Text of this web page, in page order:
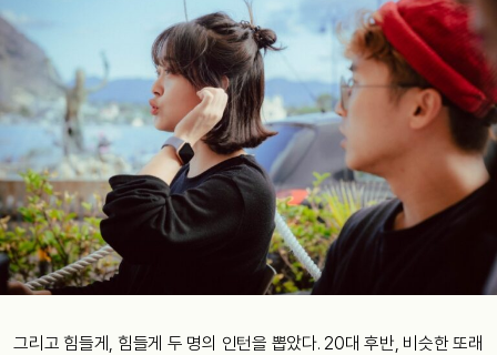
그리고 힘들게, 힘들게 두 명의 인턴을 뽑았다. 20대 후반, 비슷한 또래